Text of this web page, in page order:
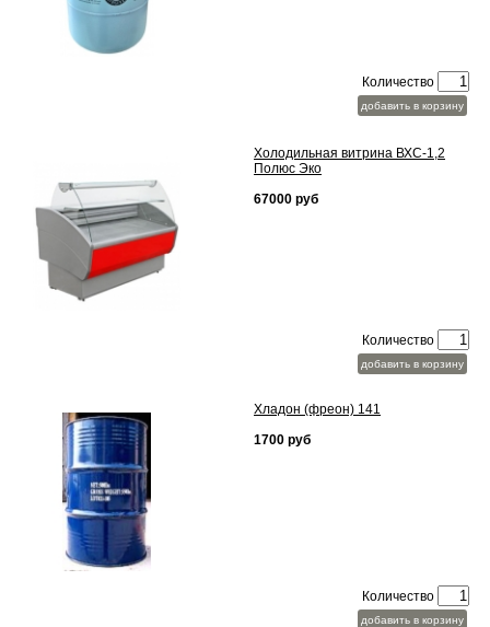
Количество
добавить в корзину
Холодильная витрина ВХС-1,2
Полюс Эко
67000 руб
Количество
добавить в корзину
Хладон (фреон) 141
1700 руб
Количество
добавить в корзину